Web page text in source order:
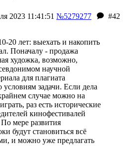
2023 11:41:51 №5279277
#42
20 лет: выехать и накопить
Поначалу - продажа
художка, возможно,
научной
для плагиата
условиям задачи. Если дела
случае можно на
раз есть исторические
кинофестивалей
мере развития
будут становиться всё
и можно уже предлагать